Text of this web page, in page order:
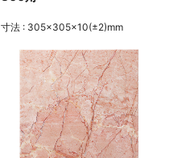
寸法 : 305×305×10(±2)mm